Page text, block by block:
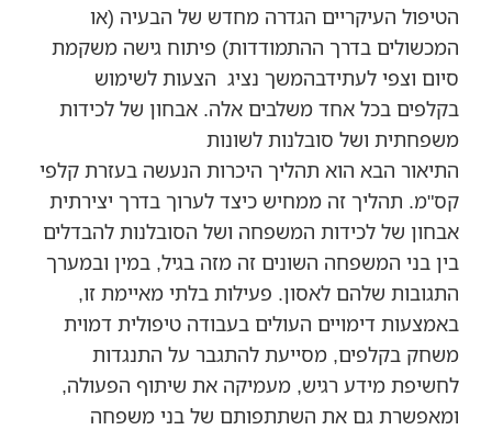
הטיפול העיקריים הגדרה מחדש של הבעיה (או
המכשולים בדרך ההתמודדות) פיתוח גישה משקמת
סיום וצפי לעתידבהמשך נציג הצעות לשימוש
בקלפים בכל אחד משלבים אלה. אבחון של לכידות
משפחתית ושל סובלנות לשונות
התיאור הבא הוא תהליך היכרות הנעשה בעזרת קלפי
קס"מ. תהליך זה ממחיש כיצד לערוך בדרך יצירתית
אבחון של לכידות המשפחה ושל הסובלנות להבדלים
בין בני המשפחה השונים זה מזה בגיל, במין ובמערך
התגובות שלהם לאסון. פעילות בלתי מאיימת זו,
באמצעות דימויים העולים בעבודה טיפולית דמוית
משחק בקלפים, מסייעת להתגבר על התנגדות
לחשיפת מידע רגיש, מעמיקה את שיתוף הפעולה,
ומאפשרת גם את השתתפותם של בני משפחה